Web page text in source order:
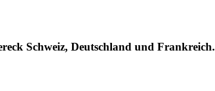
Schweiz, Deutschland und Frankreich.